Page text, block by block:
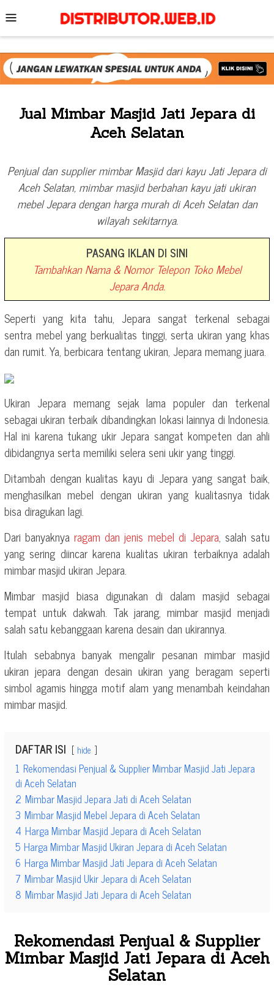
to
content
Mobile
Menu
Jual Mimbar Masjid Jati Jepara di
Aceh Selatan
Penjual dan supplier mimbar Masjid dari kayu Jati Jepara di
Aceh Selatan, mimbar masjid berbahan kayu jati ukiran
mebel Jepara dengan harga murah di Aceh Selatan dan
wilayah sekitarnya.
PASANG IKLAN DI SINI
Tambahkan Nama & Nomor Telepon Toko Mebel
Jepara Anda.
Seperti yang kita tahu, Jepara sangat terkenal sebagai
sentra mebel yang berkualitas tinggi, serta ukiran yang khas
dan rumit. Ya, berbicara tentang ukiran, Jepara memang juara.
Ukiran Jepara memang sejak lama populer dan terkenal
sebagai ukiran terbaik dibandingkan lokasi lainnya di Indonesia.
Hal ini karena tukang ukir Jepara sangat kompeten dan ahli
dibidangnya serta memiliki selera seni ukir yang tinggi.
Ditambah dengan kualitas kayu di Jepara yang sangat baik,
menghasilkan mebel dengan ukiran yang kualitasnya tidak
bisa diragukan lagi.
Dari banyaknyaragam dan jenis mebel di Jepara, salah satu
yang sering diincar karena kualitas ukiran terbaiknya adalah
mimbar masjid ukiran Jepara.
Mimbar masjid biasa digunakan di dalam masjid sebagai
tempat untuk dakwah. Tak jarang, mimbar masjid menjadi
salah satu kebanggaan karena desain dan ukirannya.
Itulah sebabnya banyak mengalir pesanan mimbar masjid
ukiran jepara dengan desain ukiran yang beragam seperti
simbol agamis hingga motif alam yang menambah keindahan
mimbar masjid.
DAFTAR ISI hide
1 Rekomendasi Penjual & Supplier Mimbar Masjid Jati Jepara
di Aceh Selatan
2 Mimbar Masjid Jepara Jati di Aceh Selatan
3 Mimbar Masjid Mebel Jepara di Aceh Selatan
4 Harga Mimbar Masjid Jepara di Aceh Selatan
5 Harga Mimbar Masjid Ukiran Jepara di Aceh Selatan
6 Harga Mimbar Masjid Jati Jepara di Aceh Selatan
7 Mimbar Masjid Ukir Jepara di Aceh Selatan
8 Mimbar Masjid Jati Jepara di Aceh Selatan
Rekomendasi Penjual & Supplier
Mimbar Masjid Jati Jepara di Aceh
Selatan